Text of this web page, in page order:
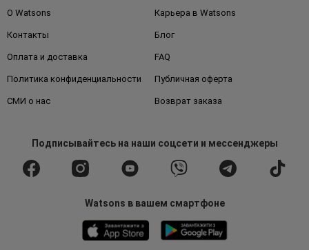
О Watsons Карьера в Watsons
Контакты Блог
Оплата и доставка FAQ
Политика конфиденциальности Публичная оферта
СМИ о нас Возврат заказа
Подписывайтесьна наши соцсети и мессенджеры
Watsons в вашем смартфоне